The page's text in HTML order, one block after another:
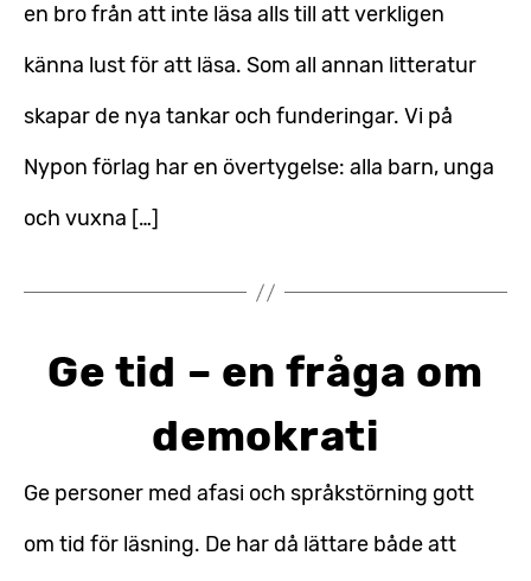
en bro från att inte läsa alls till att verkligen
känna lust för att läsa. Som all annan litteratur
skapar de nya tankar och funderingar. Vi på
Nypon förlag har en övertygelse: alla barn, unga
och vuxna […]
Ge tid – en fråga om
demokrati
Ge personer med afasi och språkstörning gott
om tid för läsning. De har då lättare både att